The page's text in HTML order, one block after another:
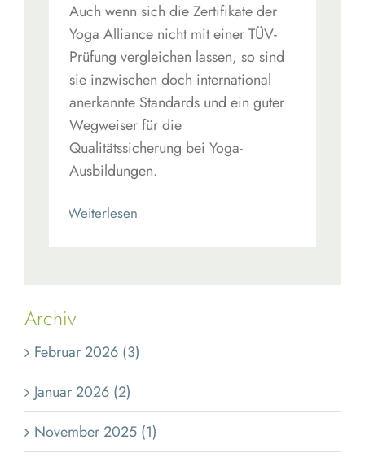
Auch wenn sich die Zertifikate der
Yoga Alliance nicht mit einer TÜV-
Prüfung vergleichen lassen, so sind
sie inzwischen doch international
anerkannte Standards und ein guter
Wegweiser für die
Qualitätssicherung bei Yoga-
Ausbildungen.
Read More
Archiv
Februar 2026 (3)
Januar 2026 (2)
November 2025 (1)